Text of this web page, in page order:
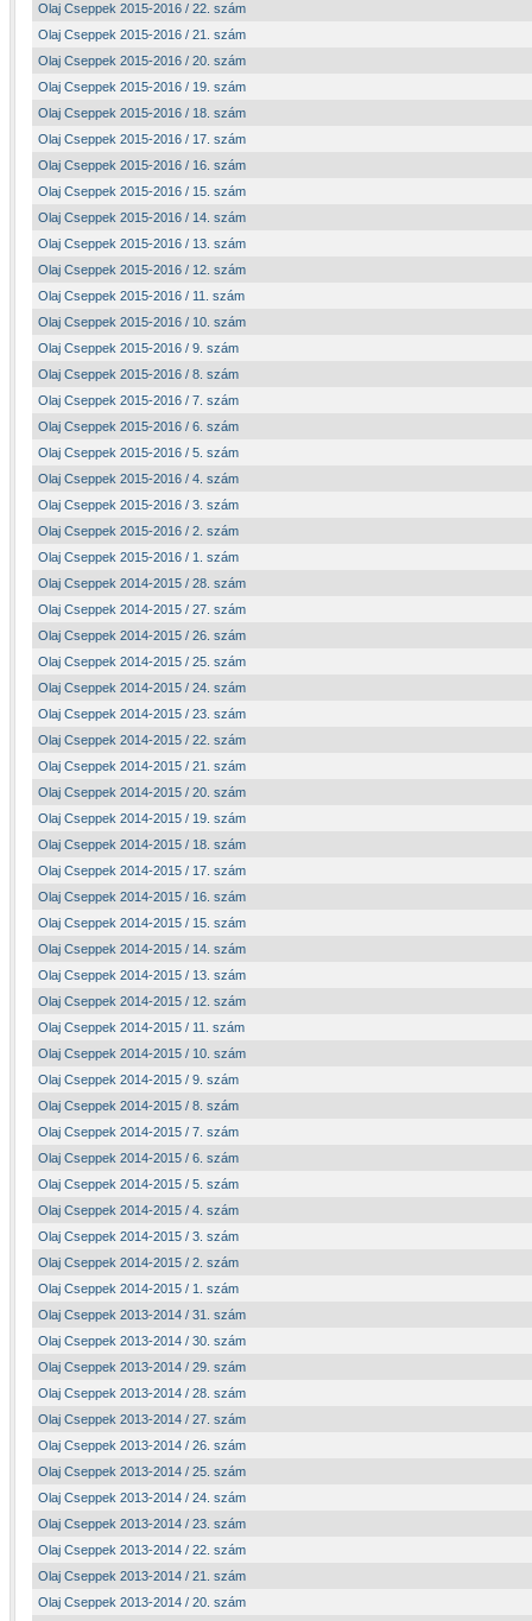
Olaj Cseppek 2015-2016 / 22. szám
Olaj Cseppek 2015-2016 / 21. szám
Olaj Cseppek 2015-2016 / 20. szám
Olaj Cseppek 2015-2016 / 19. szám
Olaj Cseppek 2015-2016 / 18. szám
Olaj Cseppek 2015-2016 / 17. szám
Olaj Cseppek 2015-2016 / 16. szám
Olaj Cseppek 2015-2016 / 15. szám
Olaj Cseppek 2015-2016 / 14. szám
Olaj Cseppek 2015-2016 / 13. szám
Olaj Cseppek 2015-2016 / 12. szám
Olaj Cseppek 2015-2016 / 11. szám
Olaj Cseppek 2015-2016 / 10. szám
Olaj Cseppek 2015-2016 / 9. szám
Olaj Cseppek 2015-2016 / 8. szám
Olaj Cseppek 2015-2016 / 7. szám
Olaj Cseppek 2015-2016 / 6. szám
Olaj Cseppek 2015-2016 / 5. szám
Olaj Cseppek 2015-2016 / 4. szám
Olaj Cseppek 2015-2016 / 3. szám
Olaj Cseppek 2015-2016 / 2. szám
Olaj Cseppek 2015-2016 / 1. szám
Olaj Cseppek 2014-2015 / 28. szám
Olaj Cseppek 2014-2015 / 27. szám
Olaj Cseppek 2014-2015 / 26. szám
Olaj Cseppek 2014-2015 / 25. szám
Olaj Cseppek 2014-2015 / 24. szám
Olaj Cseppek 2014-2015 / 23. szám
Olaj Cseppek 2014-2015 / 22. szám
Olaj Cseppek 2014-2015 / 21. szám
Olaj Cseppek 2014-2015 / 20. szám
Olaj Cseppek 2014-2015 / 19. szám
Olaj Cseppek 2014-2015 / 18. szám
Olaj Cseppek 2014-2015 / 17. szám
Olaj Cseppek 2014-2015 / 16. szám
Olaj Cseppek 2014-2015 / 15. szám
Olaj Cseppek 2014-2015 / 14. szám
Olaj Cseppek 2014-2015 / 13. szám
Olaj Cseppek 2014-2015 / 12. szám
Olaj Cseppek 2014-2015 / 11. szám
Olaj Cseppek 2014-2015 / 10. szám
Olaj Cseppek 2014-2015 / 9. szám
Olaj Cseppek 2014-2015 / 8. szám
Olaj Cseppek 2014-2015 / 7. szám
Olaj Cseppek 2014-2015 / 6. szám
Olaj Cseppek 2014-2015 / 5. szám
Olaj Cseppek 2014-2015 / 4. szám
Olaj Cseppek 2014-2015 / 3. szám
Olaj Cseppek 2014-2015 / 2. szám
Olaj Cseppek 2014-2015 / 1. szám
Olaj Cseppek 2013-2014 / 31. szám
Olaj Cseppek 2013-2014 / 30. szám
Olaj Cseppek 2013-2014 / 29. szám
Olaj Cseppek 2013-2014 / 28. szám
Olaj Cseppek 2013-2014 / 27. szám
Olaj Cseppek 2013-2014 / 26. szám
Olaj Cseppek 2013-2014 / 25. szám
Olaj Cseppek 2013-2014 / 24. szám
Olaj Cseppek 2013-2014 / 23. szám
Olaj Cseppek 2013-2014 / 22. szám
Olaj Cseppek 2013-2014 / 21. szám
Olaj Cseppek 2013-2014 / 20. szám